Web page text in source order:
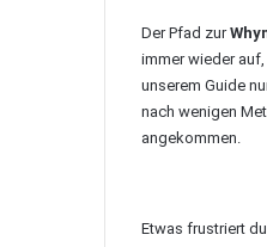
Der Pfad zur
immer wieder
unserem Guide
nach wenigen
angekommen.
Etwas frustriert